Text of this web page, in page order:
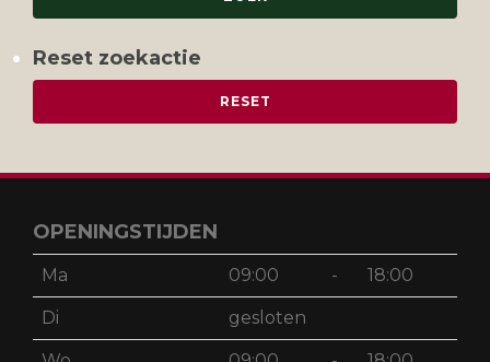
Reset zoekactie
OPENINGSTIJDEN
Ma 09:00 - 18:00
Di gesloten